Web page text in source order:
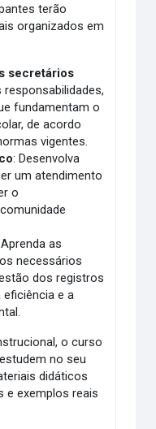
terão
organizados em
secretários
responsabilidades,
fundamentam o
de acordo
vigentes.
: Desenvolva
um atendimento
o
as
necessários
dos registros
eficiência e a
o curso
no seu
didáticos
e exemplos reais